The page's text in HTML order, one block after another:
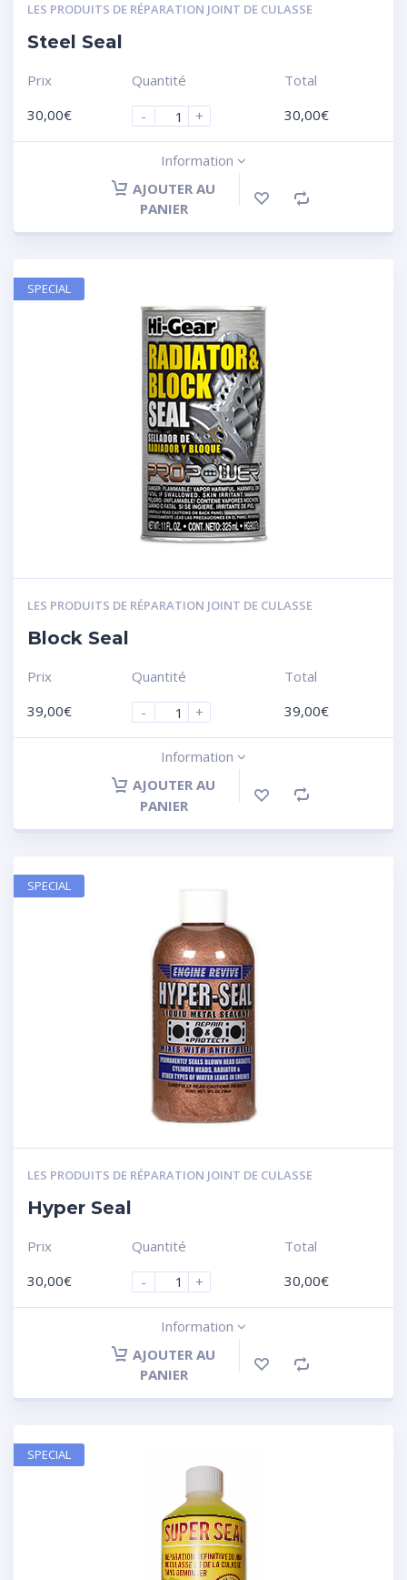
LES PRODUITS DE RÉPARATION JOINT DE CULASSE
Steel Seal
Prix
30,00€
Quantité
-
+
Total
30,00€
Information
AJOUTER AU
PANIER
LES PRODUITS DE RÉPARATION JOINT DE CULASSE
Block Seal
Prix
39,00€
Quantité
-
+
Total
39,00€
Information
AJOUTER AU
PANIER
SPECIAL
LES PRODUITS DE RÉPARATION JOINT DE CULASSE
Hyper Seal
Prix
30,00€
Quantité
-
+
Total
30,00€
Information
AJOUTER AU
PANIER
SPECIAL
SPECIAL